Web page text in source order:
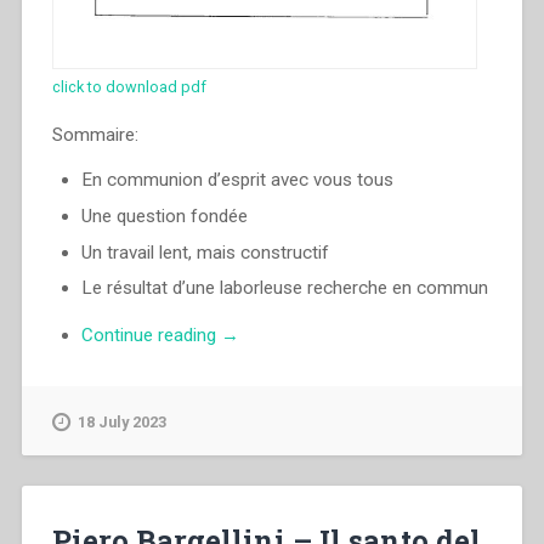
click to download pdf
Sommaire:
En communion d’esprit avec vous tous
Une question fondée
Un travail lent, mais constructif
Le résultat d’une laborleuse recherche en commun
Continue reading “Luigi
→
18 July 2023